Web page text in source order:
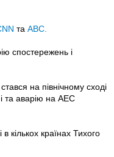
та ABC.
спостережень і
на північному сході
та аварію на АЕС
кількох країнах Тихого